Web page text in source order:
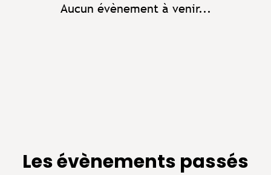
Aucun évènement à venir...
Les évènements passés